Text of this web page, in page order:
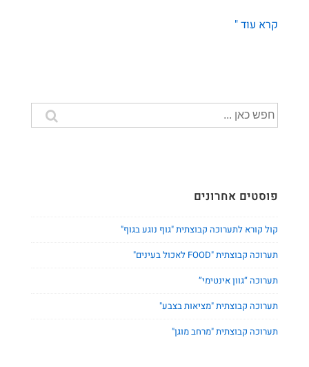
תערוכה
קרא עוד "
חיפוש
עבור:
פוסטים אחרונים
קול קורא לתערוכה קבוצתית "גוף נוגע בגוף"
תערוכה קבוצתית "FOOD לאכול בעינים"
תערוכה “גוון אינטימי”
תערוכה קבוצתית "מציאות בצבע"
תערוכה קבוצתית "מרחב מוגן"